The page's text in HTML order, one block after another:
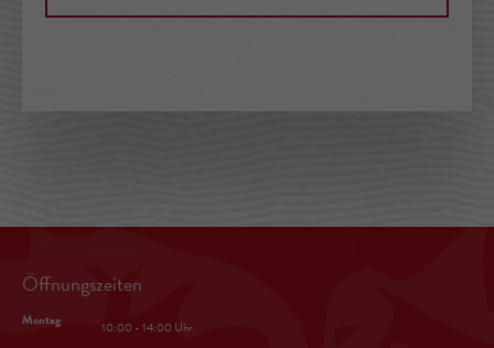
Öffnungszeiten
Montag
10:00 - 14:00 Uhr